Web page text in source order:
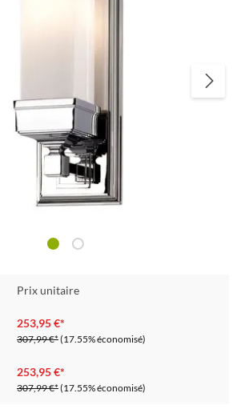
Prix unitaire
253,95 €*
307,99 €*(17.55% économisé)
253,95 €*
307,99 €*(17.55% économisé)